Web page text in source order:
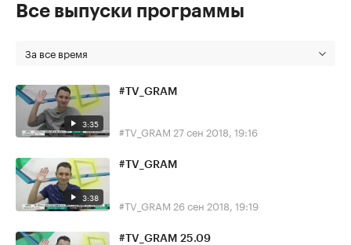
Все выпуски программы
За все время
3:35
#TV_GRAM
#TV_GRAM 27 сен 2018, 19:16
3:38
#TV_GRAM
#TV_GRAM 26 сен 2018, 19:19
#TV_GRAM 25.09